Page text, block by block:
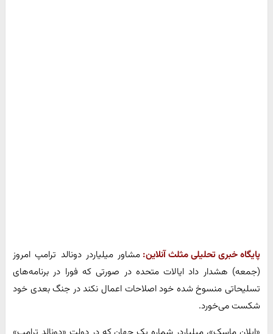
پایگاه خبری تحلیلی مثلث آنلاین: مشاور میلیاردر دونالد ترامپ امروز
(جمعه) هشدار داد ایالات متحده در صورتی که فورا در برنامه‌های
تسلیحاتی منسوخ شده خود اصلاحات اعمال نکند در جنگ بعدی خود
شکست می‌خورد.